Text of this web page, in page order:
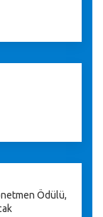
Ödülü,